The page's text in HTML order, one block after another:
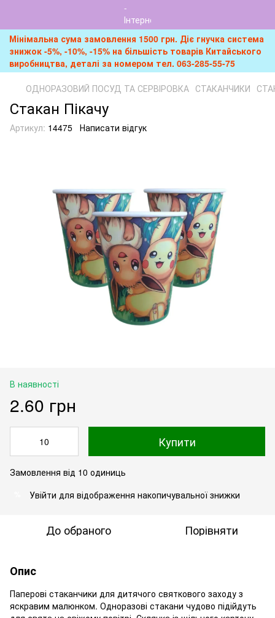
Мінімальна сума замовлення 1500 грн. Діє гнучка система
знижок -5%, -10%, -15% на більшість товарів Китайського
виробництва, деталі за номером тел. 063-285-55-75
ОДНОРАЗОВИЙ ПОСУД ТА СЕРВІРОВКА СТАКАНЧИКИ
Стакан Пікачу
Артикул: 14475 Написати відгук
В наявності
2.60 грн
Купити
Замовлення від 10 одиниць
Увійти для відображення накопичувальної знижки
До обраного Порівняти
Опис
Паперові стаканчики для дитячого святкового заходу з
яскравим малюнком. Одноразові стакани чудово підійдуть